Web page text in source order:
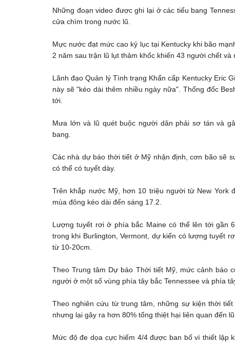
Những đoạn video được ghi lại ở các tiểu bang
cửa chìm trong nước lũ.
Mực nước đạt mức cao kỷ lục tại Kentucky khi bão
2 năm sau trận lũ lụt thảm khốc khiến 43 người chết và
Lãnh đạo Quản lý Tình trạng Khẩn cấp Kentucky Eric
này sẽ "kéo dài thêm nhiều ngày nữa". Thống đốc
tới.
Mưa lớn và lũ quét buộc người dân phải sơ tán và
bang.
Các nhà dự báo thời tiết ở Mỹ nhận định, cơn bão sẽ
có thể có tuyết dày.
Trên khắp nước Mỹ, hơn 10 triệu người từ New York
mùa đông kéo dài đến sáng 17.2.
Lượng tuyết rơi ở phía bắc Maine có thể lên tới gần
trong khi Burlington, Vermont, dự kiến có lượng tuyết
từ 10-20cm.
Theo Trung tâm Dự báo Thời tiết Mỹ, mức cảnh báo
người ở một số vùng phía tây bắc Tennessee và phía
Theo nghiên cứu từ trung tâm, những sự kiện thời
nhưng lại gây ra hơn 80% tổng thiệt hại liên quan đến
Mức độ đe dọa cực hiếm 4/4 được ban bố vì thiết lập